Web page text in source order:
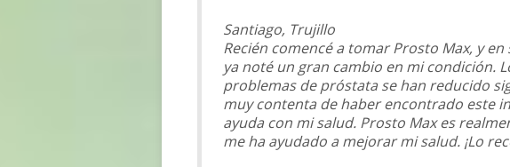
Santiago, Trujillo
Recién comencé a tomar Prosto Max, y
ya noté un gran cambio en mi condición.
problemas de próstata se han reducido
muy contenta de haber encontrado este
ayuda con mi salud. Prosto Max es
me ha ayudado a mejorar mi salud. ¡Lo